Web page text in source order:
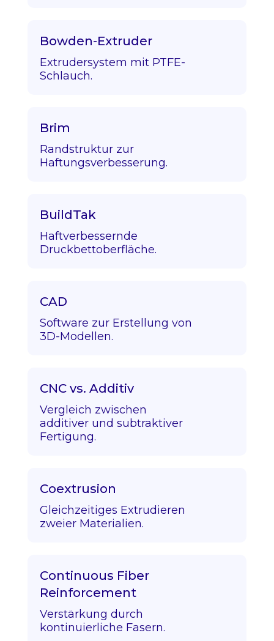
Bowden-Extruder
Extrudersystem mit PTFE-
Schlauch.
Brim
Randstruktur zur
Haftungsverbesserung.
BuildTak
Haftverbessernde
Druckbettoberfläche.
CAD
Software zur Erstellung von
3D-Modellen.
CNC vs. Additiv
Vergleich zwischen
additiver und subtraktiver
Fertigung.
Coextrusion
Gleichzeitiges Extrudieren
zweier Materialien.
Continuous Fiber
Reinforcement
Verstärkung durch
kontinuierliche Fasern.